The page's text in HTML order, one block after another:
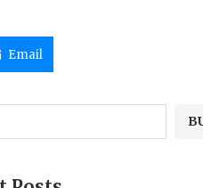
Email